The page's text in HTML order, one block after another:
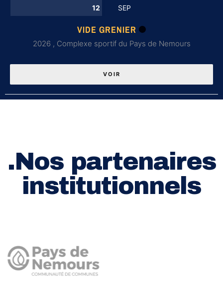
12 SEP
VIDE GRENIER
2026 , Complexe sportif du Pays de Nemours
VOIR
.Nos partenaires
institutionnels